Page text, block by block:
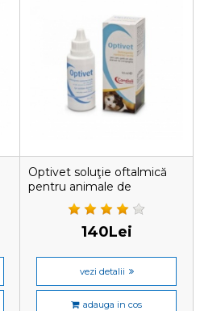
Optivet soluţie oftalmică
pentru animale de
companie şi alte animale
140Lei
vezi detalii
adauga in cos